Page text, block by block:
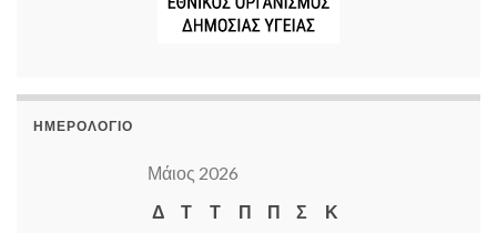
ΗΜΕΡΟΛΌΓΙΟ
Μάιος 2026
Δ
Τ Τ Π Π Σ
Κ